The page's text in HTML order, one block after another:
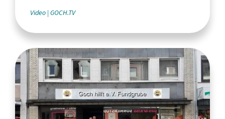
Video GOCH.TV